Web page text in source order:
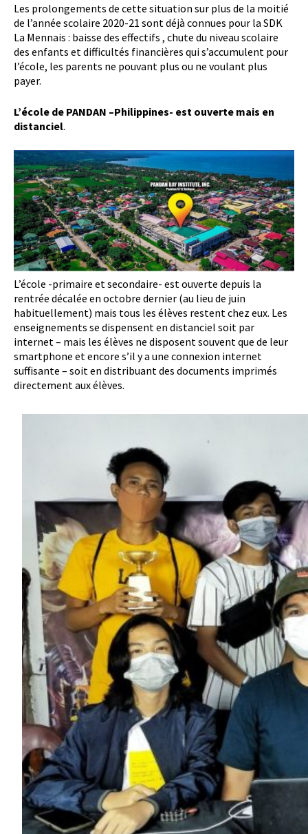
Les prolongements de cette situation sur plus de la moitié
de l’année scolaire 2020-21 sont déjà connues pour la SDK
La Mennais : baisse des effectifs , chute du niveau scolaire
des enfants et difficultés financières qui s’accumulent pour
l’école, les parents ne pouvant plus ou ne voulant plus
payer.
L’école de PANDAN –Philippines- est ouverte mais en
distanciel.
L’école -primaire et secondaire- est ouverte depuis la
rentrée décalée en octobre dernier (au lieu de juin
habituellement) mais tous les élèves restent chez eux. Les
enseignements se dispensent en distanciel soit par
internet – mais les élèves ne disposent souvent que de leur
smartphone et encore s’il y a une connexion internet
suffisante – soit en distribuant des documents imprimés
directement aux élèves.